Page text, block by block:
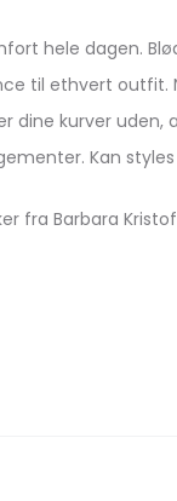
hele dagen.
til ethvert outfit.
dine kurver
Kan
fra Barbara